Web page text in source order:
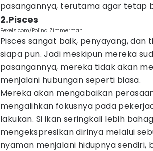
pasangannya, terutama agar tetap
2.Pisces
Pexels.com/Polina Zimmerman
Pisces sangat baik, penyayang, dan
siapa pun. Jadi meskipun mereka
pasangannya, mereka tidak akan
menjalani hubungan seperti biasa.
Mereka akan mengabaikan
mengalihkan fokusnya pada
lakukan. Si ikan seringkali lebih
mengekspresikan dirinya melalui
nyaman menjalani hidupnya sendiri,